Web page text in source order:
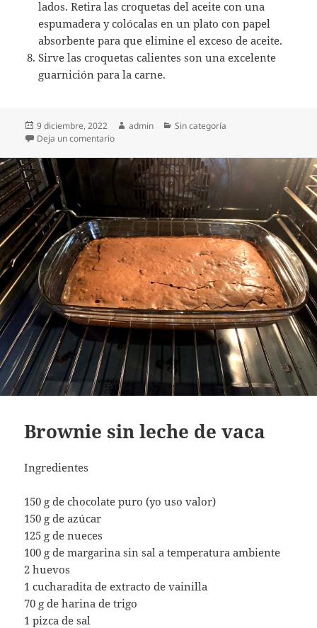
lados. Retira las croquetas del aceite con una
espumadera y colócalas en un plato con papel
absorbente para que elimine el exceso de aceite.
Sirve las croquetas calientes son una excelente
guarnición para la carne.
Publicado
el
9 diciembre, 2022 Autor
admin Categorías
Sin categoría
Deja un comentarioen Croquetas de patata sin leche
Brownie sin leche de vaca
Ingredientes
150 g de chocolate puro (yo uso valor)
150 g de azúcar
125 g de nueces
100 g de margarina sin sal a temperatura ambiente
2 huevos
1 cucharadita de extracto de vainilla
70 g de harina de trigo
1 pizca de sal